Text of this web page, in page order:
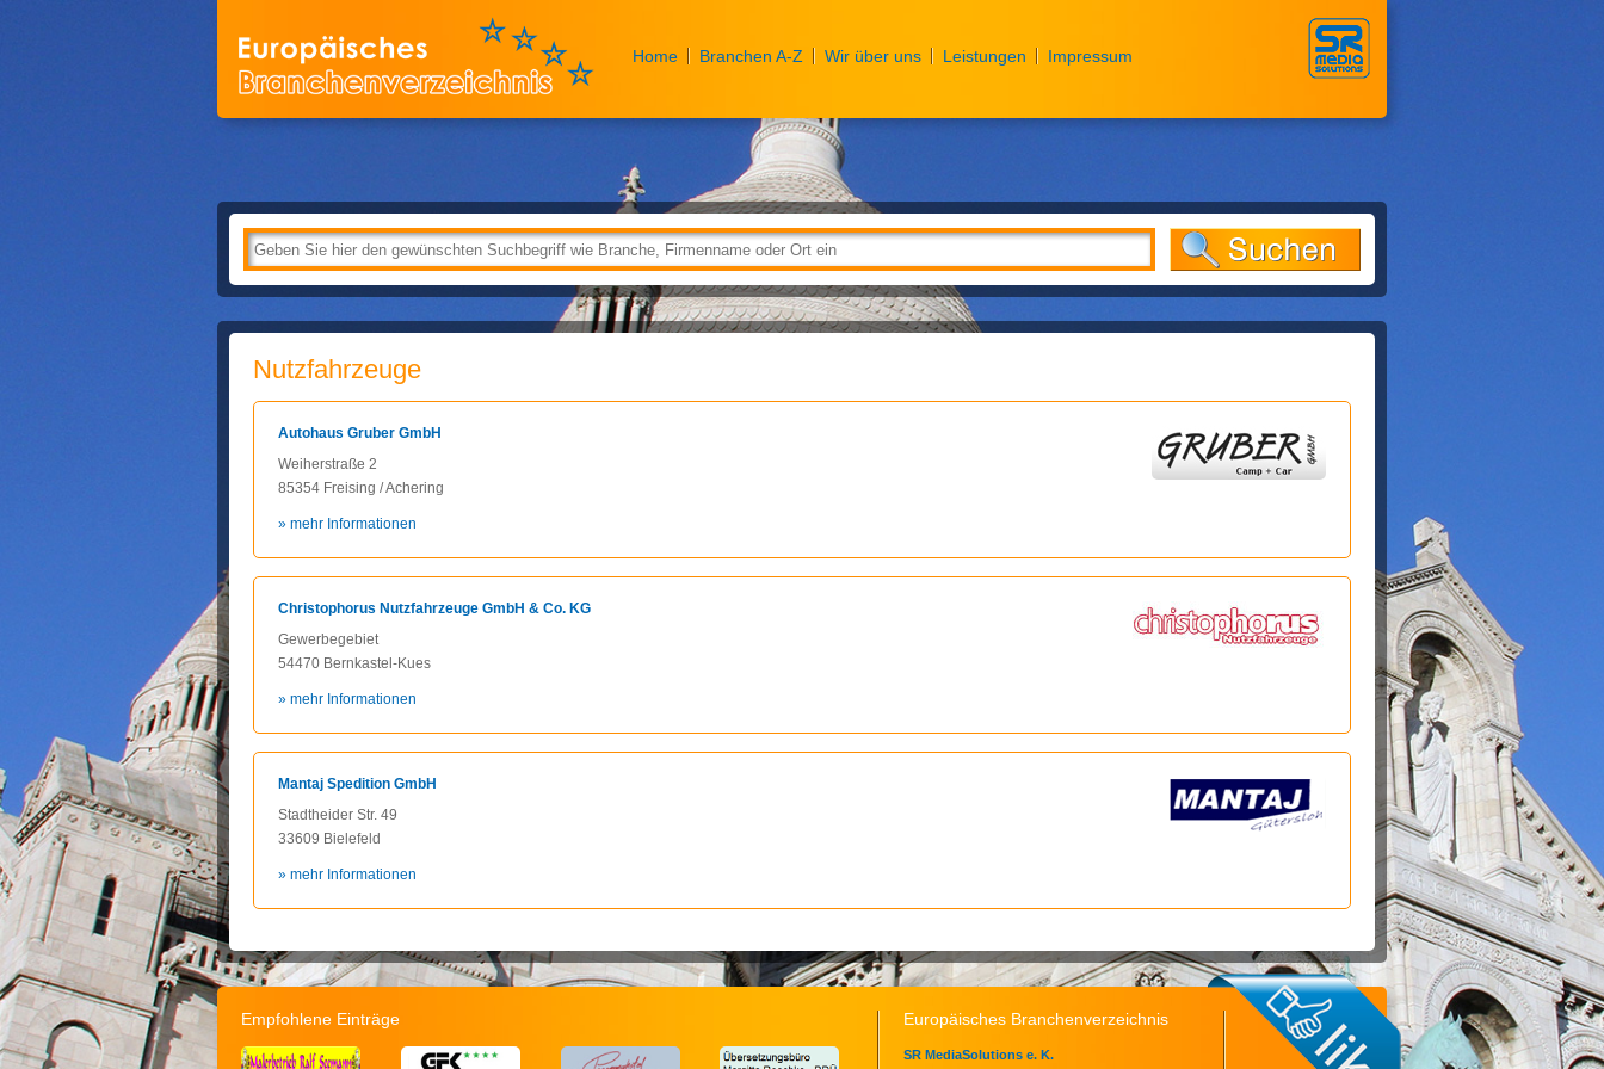
Home Branchen A-Z Wir über uns Leistungen Impressum
Nutzfahrzeuge
Autohaus Gruber GmbH
Weiherstraße 2
85354 Freising / Achering
» mehr Informationen
Christophorus Nutzfahrzeuge GmbH & Co. KG
Gewerbegebiet
54470 Bernkastel-Kues
» mehr Informationen
Mantaj Spedition GmbH
Stadtheider Str. 49
33609 Bielefeld
» mehr Informationen
Empfohlene Einträge Europäisches Branchenverzeichnis
SR MediaSolutions e. K.